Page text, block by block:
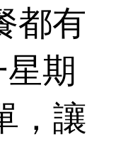
都有
期
，讓